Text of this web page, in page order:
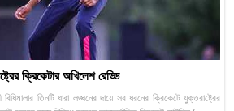
ক্রিকেটার অখিলেশ রেড্ডি
বিধিমালার তিনটি ধারা লঙ্ঘনের দায়ে সব ধরনের ক্রিকেটে যুক্তরাষ্ট্রের